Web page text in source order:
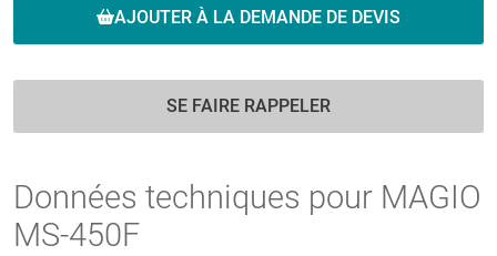
AJOUTER À LA DEMANDE DE DEVIS
SE FAIRE RAPPELER
Données techniques pour MAGIO
MS-450F